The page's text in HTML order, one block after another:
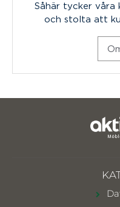
Såhär tycker våra
och stolta att